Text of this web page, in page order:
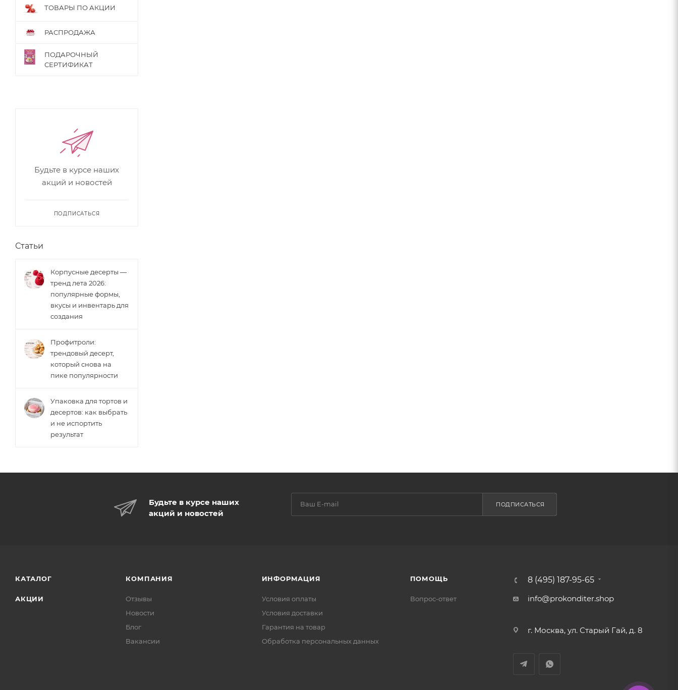
ТОВАРЫ ПО АКЦИИ
РАСПРОДАЖА
ПОДАРОЧНЫЙ
СЕРТИФИКАТ
Будьте в курсе наших
акций и новостей
ПОДПИСАТЬСЯ
Статьи
Корпусные десерты —
тренд лета 2026:
популярные формы,
вкусы и инвентарь для
создания
Профитроли:
трендовый десерт,
который снова на
пике популярности
Упаковка для тортов и
десертов: как выбрать
и не испортить
результат
Будьте в курсе наших
акций и новостей
ПОДПИСАТЬСЯ
КАТАЛОГ
АКЦИИ
КОМПАНИЯ
Отзывы
Новости
Блог
Вакансии
ИНФОРМАЦИЯ
Условия оплаты
Условия доставки
Гарантия на товар
Обработка персональных данных
ПОМОЩЬ
Вопрос-ответ
8 (495) 187-95-65
info@prokonditer.shop
г. Москва, ул. Старый Гай, д. 8